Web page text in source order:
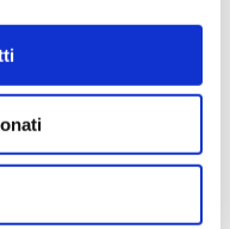
80 serie I da
soddisfatto. Il sax
perfettamente
Il negozio si è